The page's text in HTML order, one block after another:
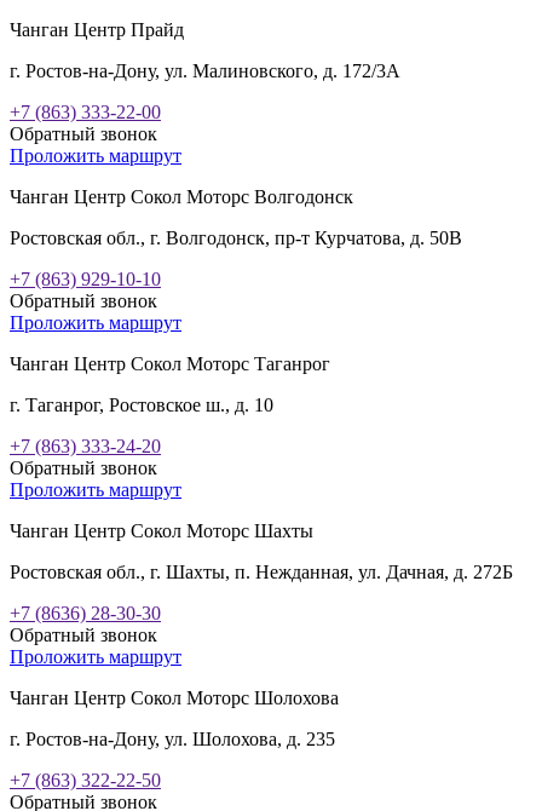
Чанган Центр Прайд
г. Ростов-на-Дону, ул. Малиновского, д. 172/3А
+7 (863) 333-22-00
Обратный звонок
Проложить маршрут
Чанган Центр Сокол Моторс Волгодонск
Ростовская обл., г. Волгодонск, пр-т Курчатова, д. 50В
+7 (863) 929-10-10
Обратный звонок
Проложить маршрут
Чанган Центр Сокол Моторс Таганрог
г. Таганрог, Ростовское ш., д. 10
+7 (863) 333-24-20
Обратный звонок
Проложить маршрут
Чанган Центр Сокол Моторс Шахты
Ростовская обл., г. Шахты, п. Нежданная, ул. Дачная, д. 272Б
+7 (8636) 28-30-30
Обратный звонок
Проложить маршрут
Чанган Центр Сокол Моторс Шолохова
г. Ростов-на-Дону, ул. Шолохова, д. 235
+7 (863) 322-22-50
Обратный звонок